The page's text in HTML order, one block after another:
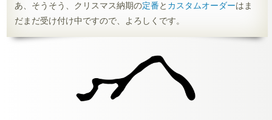
あ、そうそう、クリスマス納期の定番と カスタムオーダーはま
だまだ受け付け中ですので、よろしくです。